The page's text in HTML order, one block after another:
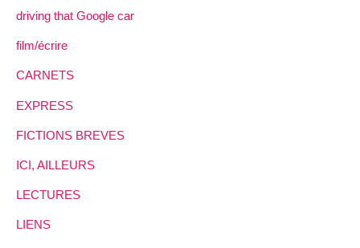
driving that Google car
film/écrire
CARNETS
EXPRESS
FICTIONS BREVES
ICI, AILLEURS
LECTURES
LIENS